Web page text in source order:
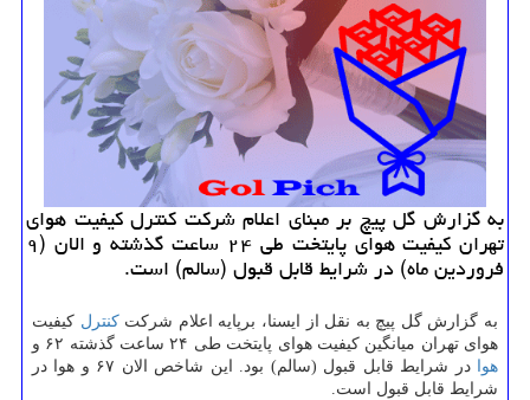
به گزارش گل پیچ بر مبنای اعلام شركت كنترل كیفیت هوای
تهران كیفیت هوای پایتخت طی ۲۴ ساعت گذشته و الان (۹
فروردین ماه) در شرایط قابل قبول (سالم) است.
به گزارش گل پیچ به نقل از ایسنا، برپایه اعلام شركتكنترل كیفیت
هوای تهران میانگین كیفیت هوای پایتخت طی ۲۴ ساعت گذشته ۶۲ و
هوا
در شرایط قابل قبول (سالم) بود. این شاخص الان ۶۷ و هوا در
شرایط قابل قبول است.